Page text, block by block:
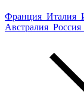
Франция Италия
Австралия Россия